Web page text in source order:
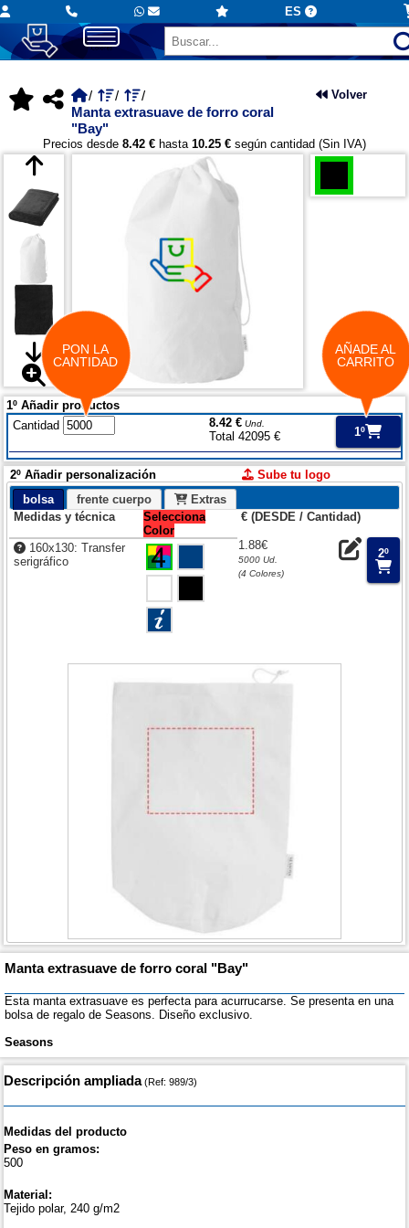
ES
Manta extrasuave de forro coral
"Bay"
Volver
Precios desde 8.42 € hasta 10.25 € según cantidad (Sin IVA)
1º Añadir productos
Cantidad
8.42 €Und.
Total 42095 € 1º
2º Añadir personalización
Sube tu logo
bolsa
frente cuerpo
Extras
Medidas y técnica
Selecciona
Color
€ (DESDE / Cantidad)
160x130: Transfer
serigráfico
1.88€
5000 Ud.
(4 Colores)
2º
Manta extrasuave de forro coral "Bay"
Esta manta extrasuave es perfecta para acurrucarse. Se presenta en una
bolsa de regalo de Seasons. Diseño exclusivo.
Seasons
Descripción ampliada(Ref: 989/3)
Medidas del producto
Peso en gramos:
500
Material:
Tejido polar, 240 g/m2
PON LA
CANTIDAD
AÑADE AL
CARRITO